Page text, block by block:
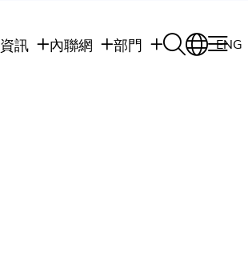
資訊 內聯網 部門 ENG